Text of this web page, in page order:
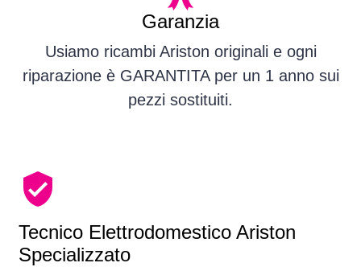
Garanzia
Usiamo ricambi Ariston originali e ogni
riparazione è GARANTITA per un 1 anno sui
pezzi sostituiti.
Tecnico Elettrodomestico Ariston
Specializzato